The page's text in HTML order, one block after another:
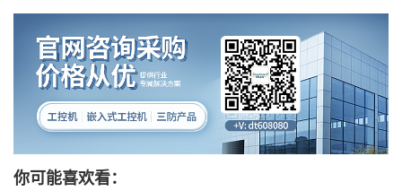
你可能喜欢看：